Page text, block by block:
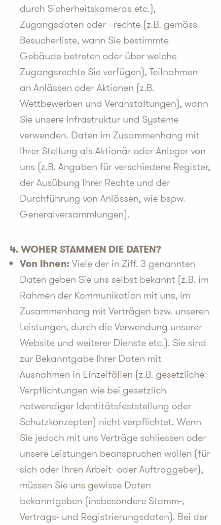
durch Sicherheitskameras etc.),
Zugangsdaten oder –rechte (z.B. gemäss
Besucherliste, wann Sie bestimmte
Gebäude betreten oder über welche
Zugangsrechte Sie verfügen), Teilnahmen
an Anlässen oder Aktionen (z.B.
Wettbewerben und Veranstaltungen), wann
Sie unsere Infrastruktur und Systeme
verwenden. Daten im Zusammenhang mit
Ihrer Stellung als Aktionär oder Anleger von
uns (z.B. Angaben für verschiedene Register,
der Ausübung Ihrer Rechte und der
Durchführung von Anlässen, wie bspw.
Generalversammlungen).
4. WOHER STAMMEN DIE DATEN?
Von Ihnen: Viele der in Ziff. 3 genannten
Daten geben Sie uns selbst bekannt (z.B. im
Rahmen der Kommunikation mit uns, im
Zusammenhang mit Verträgen bzw. unseren
Leistungen, durch die Verwendung unserer
Website und weiterer Dienste etc.). Sie sind
zur Bekanntgabe Ihrer Daten mit
Ausnahmen in Einzelfällen (z.B. gesetzliche
Verpflichtungen wie bei gesetzlich
notwendiger Identitätsfeststellung oder
Schutzkonzepten) nicht verpflichtet. Wenn
Sie jedoch mit uns Verträge schliessen oder
unsere Leistungen beanspruchen wollen (für
sich oder Ihren Arbeit- oder Auftraggeber),
müssen Sie uns gewisse Daten
bekanntgeben (insbesondere Stamm-,
Vertrags- und Registrierungsdaten). Bei der